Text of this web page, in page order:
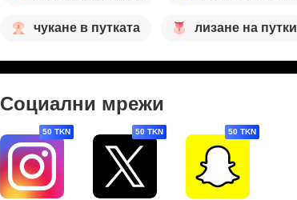
чукане в путката лизане на путки
Социални мрежи
50 TKN 50 TKN 50 TKN